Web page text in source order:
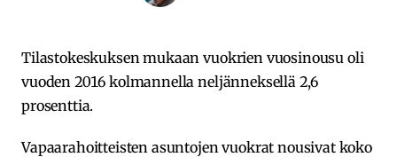
Tilastokeskuksen mukaan vuokrien vuosinousu oli
vuoden 2016 kolmannella neljänneksellä 2,6
prosenttia.
Vapaarahoitteisten asuntojen vuokrat nousivat koko